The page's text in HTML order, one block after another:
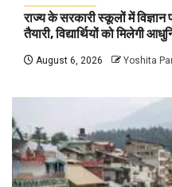
राज्य के सरकारी स्कूलों में
तैयारी, विद्यार्थियों को मिलेगी
August 6, 2026 Yoshita